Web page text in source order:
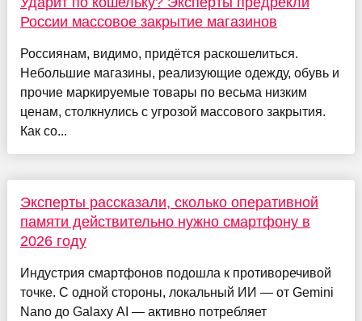
России массовое закрытие магазинов
Россиянам, видимо, придётся раскошелиться.
Небольшие магазины, реализующие одежду, обувь и
прочие маркируемые товары по весьма низким
ценам, столкнулись с угрозой массового закрытия.
Как со...
Эксперты рассказали, сколько оперативной
памяти действительно нужно смартфону в
2026 году
Индустрия смартфонов подошла к противоречивой
точке. С одной стороны, локальный ИИ — от Gemini
Nano до Galaxy AI — активно потребляет